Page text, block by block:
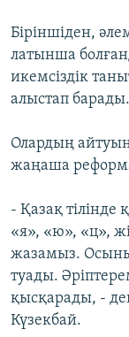
Біріншіден,
латынша
икемсіздік
алыстап барады.
Олардың
жаңаша
- Қазақ тілінде
«я», «ю», «ц»,
жазамыз.
туады.
қысқарады, -
Күзекбай.